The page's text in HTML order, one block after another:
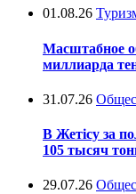
01.08.26
Масштабное
миллиарда
31.07.26
В Жетісу за
105 тысяч
29.07.26